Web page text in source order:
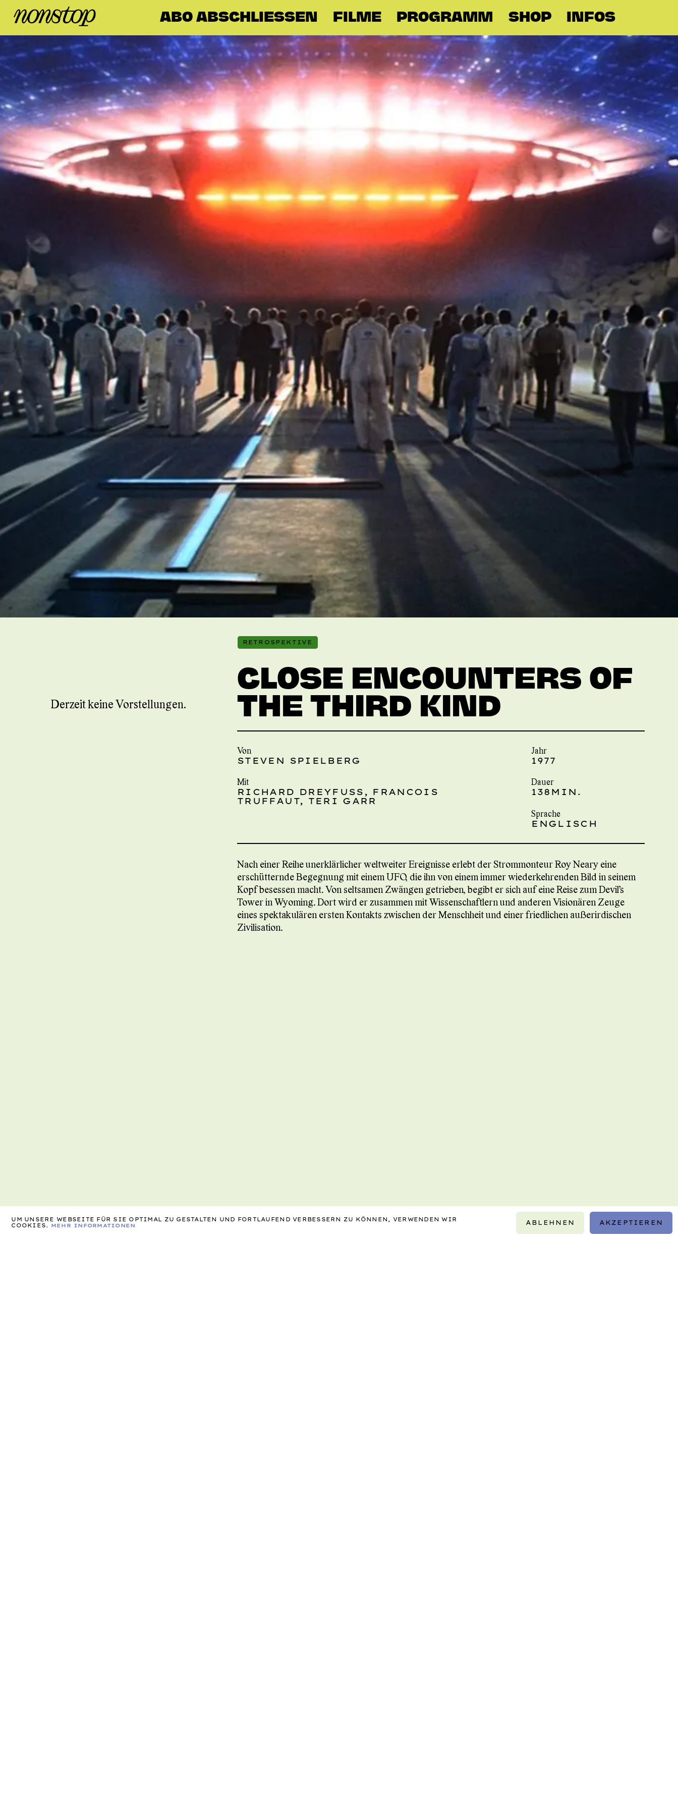
ABO ABSCHLIESSEN FILME PROGRAMM SHOP INFOS
Derzeit keine Vorstellungen.
RETROSPEKTIVE
CLOSE ENCOUNTERS OF
THE THIRD KIND
Von
STEVEN SPIELBERG
Mit
RICHARD DREYFUSS, FRANCOIS
TRUFFAUT, TERI GARR
Jahr
1977
Dauer
138MIN.
Sprache
ENGLISCH
Nach einer Reihe unerklärlicher weltweiter Ereignisse erlebt der Strommonteur Roy Neary eine
erschütternde Begegnung mit einem UFO, die ihn von einem immer wiederkehrenden Bild in seinem
Kopf besessen macht. Von seltsamen Zwängen getrieben, begibt er sich auf eine Reise zum Devil’s
Tower in Wyoming. Dort wird er zusammen mit Wissenschaftlern und anderen Visionären Zeuge
eines spektakulären ersten Kontakts zwischen der Menschheit und einer friedlichen außerirdischen
Zivilisation.
UM UNSERE WEBSEITE FÜR SIE OPTIMAL ZU GESTALTEN UND FORTLAUFEND VERBESSERN ZU KÖNNEN, VERWENDEN WIR
COOKIES. MEHR INFORMATIONEN ABLEHNEN AKZEPTIEREN